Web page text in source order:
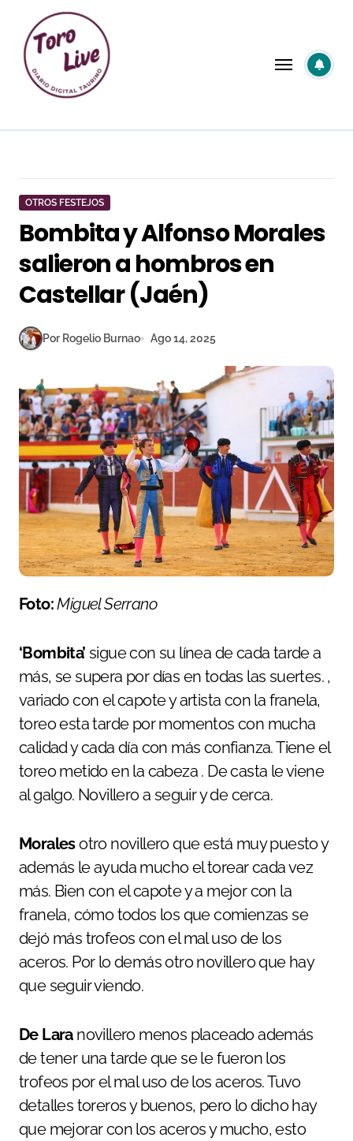
contenido
OTROS FESTEJOS
Bombita y Alfonso Morales
salieron a hombros en
Castellar (Jaén)
Por Rogelio Burnao Ago 14, 2025
Foto:Miguel Serrano
‘Bombita’ sigue con su línea de cada tarde a
más, se supera por días en todas las suertes. ,
variado con el capote y artista con la franela,
toreo esta tarde por momentos con mucha
calidad y cada día con más confianza. Tiene el
toreo metido en la cabeza . De casta le viene
al galgo. Novillero a seguir y de cerca.
Moralesotro novillero que está muy puesto y
además le ayuda mucho el torear cada vez
más. Bien con el capote y a mejor con la
franela, cómo todos los que comienzas se
dejó más trofeos con el mal uso de los
aceros. Por lo demás otro novillero que hay
que seguir viendo.
De Laranovillero menos placeado además
de tener una tarde que se le fueron los
trofeos por el mal uso de los aceros. Tuvo
detalles toreros y buenos, pero lo dicho hay
que mejorar con los aceros y mucho, esto